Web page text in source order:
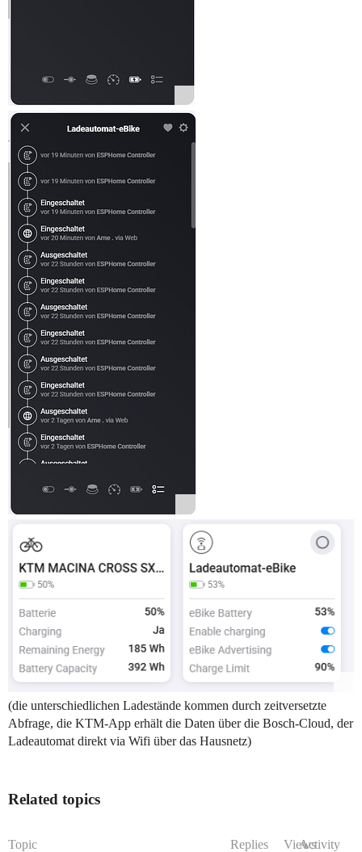
(die unterschiedlichen Ladestände kommen durch zeitversetzte
Abfrage, die KTM-App erhält die Daten über die Bosch-Cloud, der
Ladeautomat direkt via Wifi über das Hausnetz)
Related topics
Topic Replies ViewsActivity